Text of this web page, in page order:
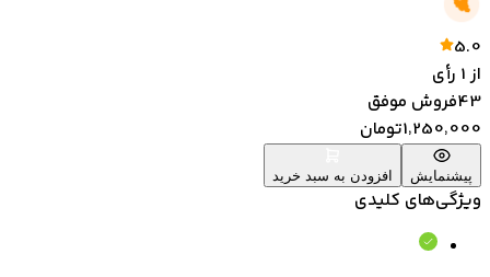
5.0
از 1 رأی
43فروش موفق
1٬250٬000تومان
پیشنمایش افزودن به سبد خرید
ویژگی‌های کلیدی